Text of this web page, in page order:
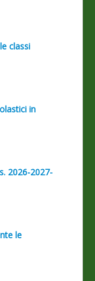
classi
in
2026-2027-
le